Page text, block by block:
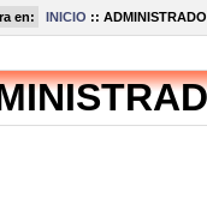
en: INICIO ::